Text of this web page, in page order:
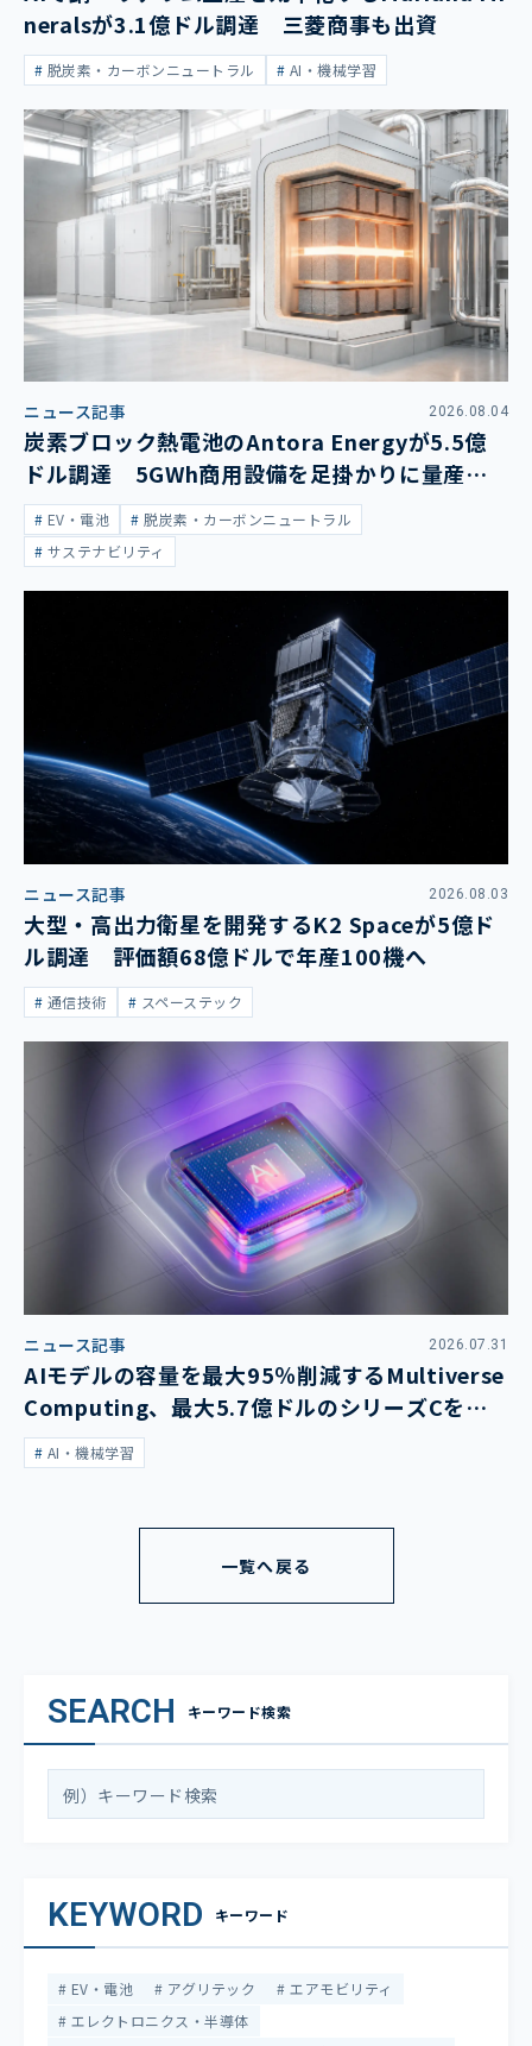
neralsが3.1億ドル調達 三菱商事も出資
脱炭素・カーボンニュートラル AI・機械学習
ニュース記事 2026.08.04
炭素ブロック熱電池のAntora Energyが5.5億
ドル調達 5GWh商用設備を足掛かりに量産拡
大EV・電池
脱炭素・カーボンニュートラル
サステナビリティ
ニュース記事 2026.08.03
大型・高出力衛星を開発するK2 Spaceが5億ド
ル調達 評価額68億ドルで年産100機へ
通信技術 スペーステック
ニュース記事 2026.07.31
AIモデルの容量を最大95％削減するMultiverse
Computing、最大5.7億ドルのシリーズCを発
表AI・機械学習
一覧へ戻る
SEARCH キーワード検索
KEYWORD キーワード
EV・電池 アグリテック
エアモビリティ
エレクトロニクス・半導体